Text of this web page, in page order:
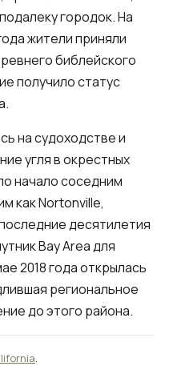
городок. На
жители приняли
библейского
получило статус
на судоходстве и
угля в окрестных
начало соседним
как Nortonville,
десятилетия
Bay Area для
2018 года открылась
региональное
до этого района.
.